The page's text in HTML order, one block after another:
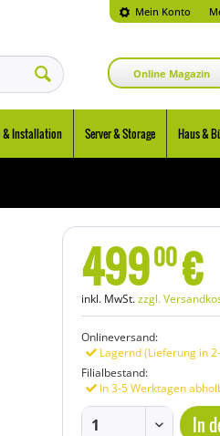
Mein Konto
Online Magazin
& Installation Server & Storage Haus &
49900€
inkl. MwSt.zzgl.
Onlineversand:
Lagernd (Lieferung in
Filialbestand:
In 3-5 Werktagen
In